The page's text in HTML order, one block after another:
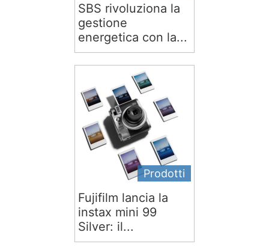
SBS rivoluziona la
gestione
energetica con la...
Prodotti
Fujifilm lancia la
instax mini 99
Silver: il...